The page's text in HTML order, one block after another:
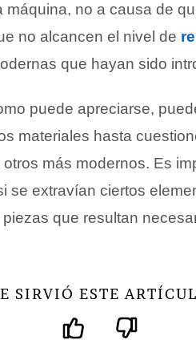
no a causa de
no alcancen el nivel de
que hayan sido
puede apreciarse,
materiales hasta
más modernos. Es
se extravían ciertos
que resultan
SIRVIÓ ESTE